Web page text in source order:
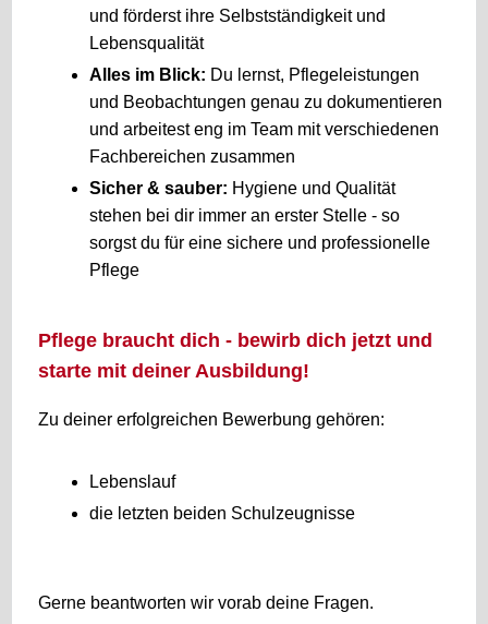
und förderst ihre Selbstständigkeit und
Lebensqualität
Alles im Blick: Du lernst, Pflegeleistungen
und Beobachtungen genau zu dokumentieren
und arbeitest eng im Team mit verschiedenen
Fachbereichen zusammen
Sicher & sauber: Hygiene und Qualität
stehen bei dir immer an erster Stelle - so
sorgst du für eine sichere und professionelle
Pflege
Pflege braucht dich - bewirb dich jetzt und
starte mit deiner Ausbildung!
Zu deiner erfolgreichen Bewerbung gehören:
Lebenslauf
die letzten beiden Schulzeugnisse
Gerne beantworten wir vorab deine Fragen.